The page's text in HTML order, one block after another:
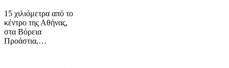
15 χιλιόμετρα από το
κέντρο της Αθήνας,
στα Βόρεια
Προάστια,…